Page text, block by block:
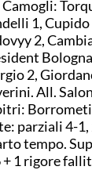
1,
2,
2,
All.
Borrometi
parziali 4-1,
tempo.
1 rigore